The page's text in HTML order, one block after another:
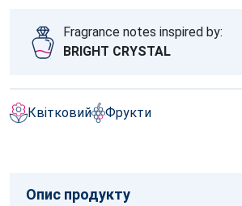
Fragrance notes inspired by:
BRIGHT CRYSTAL
Квітковий Фрукти
Опис продукту